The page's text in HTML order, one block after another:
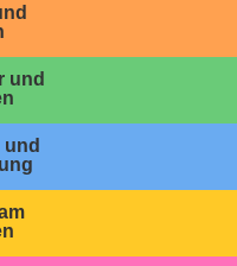
und
und